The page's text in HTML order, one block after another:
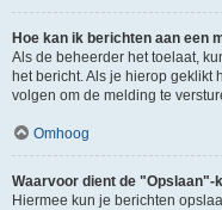
Hoe kan ik berichten aan een
Als de beheerder het toelaat,
het bericht. Als je hierop geklikt
volgen om de melding te
Omhoog
Waarvoor dient de "Opslaan"-
Hiermee kun je berichten